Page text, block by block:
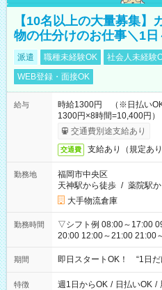
【10名以上の大量募集】
物の仕分けのお仕事＼1日
派遣 職種未経験OK 社会人未経験
WEB登録・面接OK
給与
時給1300円 （※日払い
1300円×8時間=10,400円）
交通費別途支給あり
交通費 支給あり（規定あり
勤務地
福岡市中央区
天神駅から徒歩 / 薬院駅
大手物流倉庫
勤務時間
▽シフト例 08:00～17:00
20:00 12:00～21:00 21:00～翌6:00...などその他にも沢山時間が
ございます！ 基本は実働8時間（休憩1時間）がメインですが、
他にもご希望があればご相
期間 即日スタートOK！ “1日だ
特徴 週1日からOK / 日払いOK /